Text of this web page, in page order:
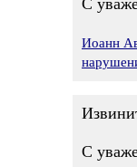
С
Иоанн
С